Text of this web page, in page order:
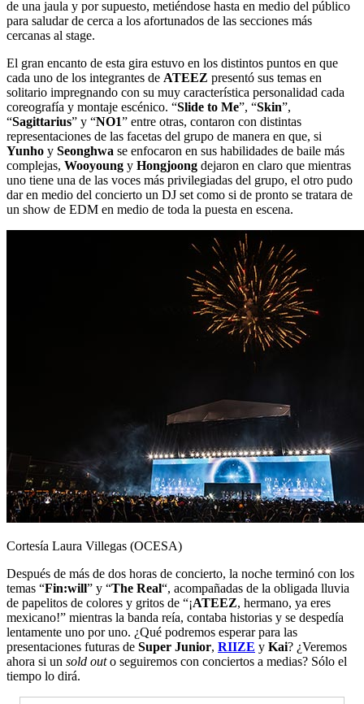
de una jaula y por supuesto, metiéndose hasta en medio del público
para saludar de cerca a los afortunados de las secciones más
cercanas al stage.
El gran encanto de esta gira estuvo en los distintos puntos en que
cada uno de los integrantes de ATEEZ presentó sus temas en
solitario impregnando con su muy característica personalidad cada
coreografía y montaje escénico. “Slide to Me”, “Skin”,
“Sagittarius” y “NO1” entre otras, contaron con distintas
representaciones de las facetas del grupo de manera en que, si
Yunho y Seonghwa se enfocaron en sus habilidades de baile más
complejas, Wooyoung y Hongjoong dejaron en claro que mientras
uno tiene una de las voces más privilegiadas del grupo, el otro pudo
dar en medio del concierto un DJ set como si de pronto se tratara de
un show de EDM en medio de toda la puesta en escena.
Cortesía Laura Villegas (OCESA)
Después de más de dos horas de concierto, la noche terminó con los
temas “Fin:will” y “The Real“, acompañadas de la obligada lluvia
de papelitos de colores y gritos de “¡ATEEZ, hermano, ya eres
mexicano!” mientras la banda reía, contaba historias y se despedía
lentamente uno por uno. ¿Qué podremos esperar para las
presentaciones futuras de Super Junior, RIIZE y Kai? ¿Veremos
ahora si un sold outo seguiremos con conciertos a medias? Sólo el
tiempo lo dirá.